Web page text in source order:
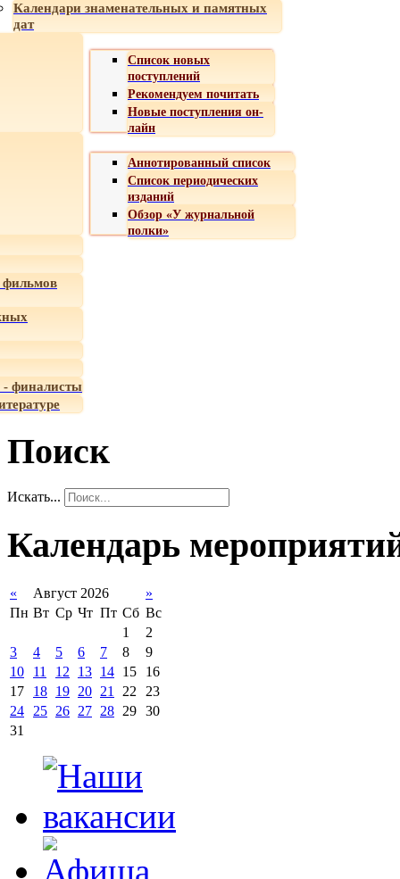
Календари знаменательных и памятных
дат
Список новых
поступлений
Рекомендуем почитать
Новые поступления он-
лайн
Аннотированный список
Список периодических
изданий
Обзор «У журнальной
полки»
- финалисты
Поиск
Искать...
Календарь
« Август 2026
»
Пн Вт Ср Чт Пт Сб Вс
1
2
3
4 5 6 7 8
9
10
11 12 13 14 15
16
17
18 19 20 21 22
23
24
25 26 27 28 29 30
31